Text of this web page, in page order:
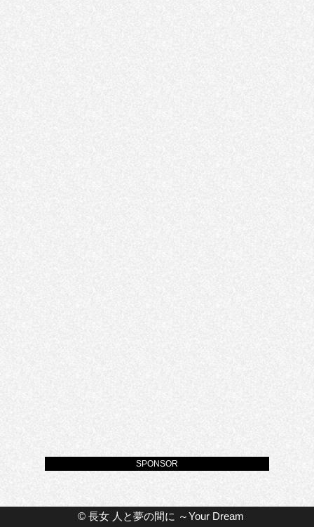
© 長女 人と夢の間に ～Your Dream
SPONSOR